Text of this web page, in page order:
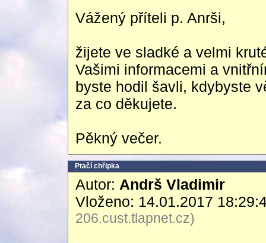
Vážený příteli p. Anrši,
žijete ve sladké a velmi
Vašimi informacemi a
byste hodil šavli, kdybyste
za co děkujete.
Pěkný večer.
Ptačí chřipka
Autor: Andrš Vladimir
Vloženo: 14.01.2017
206.cust.tlapnet.cz)